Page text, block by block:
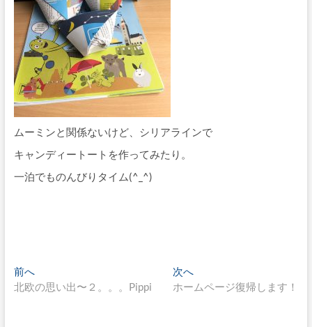
ムーミンと関係ないけど、シリアラインで
キャンディートートを作ってみたり。
一泊でものんびりタイム(^_^)
投
稿
前へ過
去
北欧の思い出〜２。。。Pippi
次へ
の
ホームページ復帰します！